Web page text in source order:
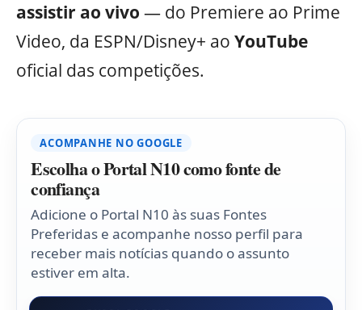
assistir ao vivo — do Premiere ao Prime
Video, da ESPN/Disney+ ao YouTube
oficial das competições.
ACOMPANHE NO GOOGLE
Escolha o Portal N10 como fonte de
confiança
Adicione o Portal N10 às suas Fontes
Preferidas e acompanhe nosso perfil para
receber mais notícias quando o assunto
estiver em alta.